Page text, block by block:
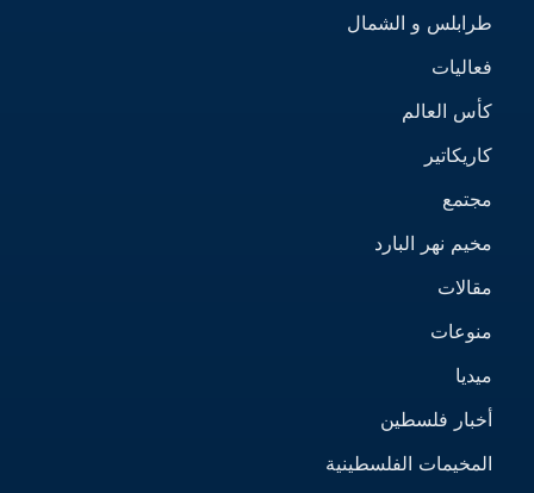
طرابلس و الشمال
فعاليات
كأس العالم
كاريكاتير
مجتمع
مخيم نهر البارد
مقالات
منوعات
ميديا
أخبار فلسطين
المخيمات الفلسطينية